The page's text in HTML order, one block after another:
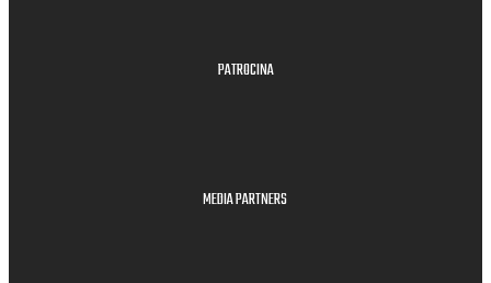
PATROCINA
MEDIA PARTNERS